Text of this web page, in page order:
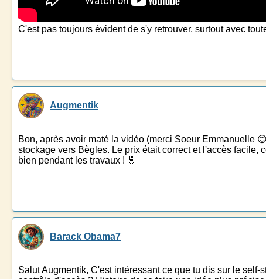
C'est pas toujours évident de s'y retrouver, surtout avec
Augmentik
Bon, après avoir maté la vidéo (merci Soeur Emmanuelle
stockage vers Bègles. Le prix était correct et l'accès facile,
bien pendant les travaux ! 🤞
Barack Obama7
Salut Augmentik, C'est intéressant ce que tu dis sur le